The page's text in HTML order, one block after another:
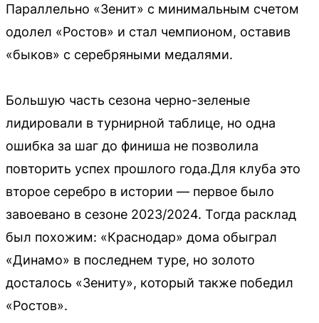
Параллельно «Зенит» с минимальным счетом
одолел «Ростов» и стал чемпионом, оставив
«быков» с серебряными медалями.
Большую часть сезона черно-зеленые
лидировали в турнирной таблице, но одна
ошибка за шаг до финиша не позволила
повторить успех прошлого года.Для клуба это
второе серебро в истории — первое было
завоевано в сезоне 2023/2024. Тогда расклад
был похожим: «Краснодар» дома обыграл
«Динамо» в последнем туре, но золото
досталось «Зениту», который также победил
«Ростов».